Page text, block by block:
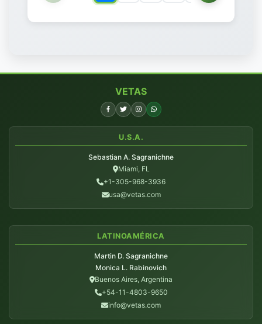
VETAS
U.S.A.
Sebastian A. Sagranichne
Miami, FL
+1-305-968-3936
usa@vetas.com
LATINOAMÉRICA
Martin D. Sagranichne
Monica L. Rabinovich
Buenos Aires, Argentina
+54-11-4803-9650
info@vetas.com